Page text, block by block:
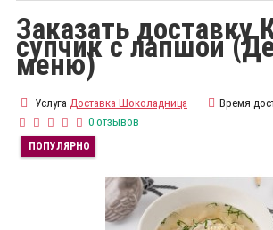
Заказать доставку
супчик с лапшой
меню)
Услуга Доставка Шоколадница Время
0 отзывов
ПОПУЛЯРНО